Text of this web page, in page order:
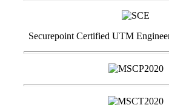
Securepoint Certified UTM